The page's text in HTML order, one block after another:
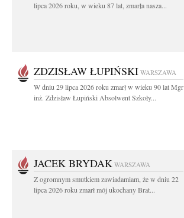
lipca 2026 roku, w wieku 87 lat, zmarła nasza...
ZDZISŁAW ŁUPIŃSKI WARSZAWA
W dniu 29 lipca 2026 roku zmarł w wieku 90 lat Mgr
inż. Zdzisław Łupiński Absolwent Szkoły...
JACEK BRYDAK WARSZAWA
Z ogromnym smutkiem zawiadamiam, że w dniu 22
lipca 2026 roku zmarł mój ukochany Brat...